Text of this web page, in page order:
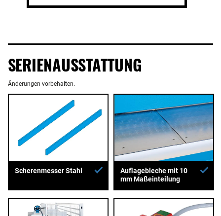
SERIENAUSSTATTUNG
Änderungen vorbehalten.
Scherenmesser Stahl
Auflagebleche mit 10
mm Maßeinteilung